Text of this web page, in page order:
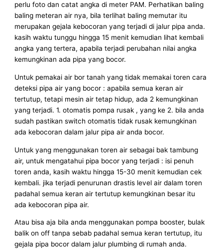
perlu foto dan catat angka di meter PAM. Perhatikan baling
baling meteran air nya, bila terlihat baling memutar itu
merupakan gejala kebocoran yang terjadi di jalur pipa anda.
kasih waktu tunggu hingga 15 menit kemudian lihat kembali
angka yang tertera, apabila terjadi perubahan nilai angka
kemungkinan ada pipa yang bocor.
Untuk pemakai air bor tanah yang tidak memakai toren cara
deteksi pipa air yang bocor : apabila semua keran air
tertutup, tetapi mesin air tetap hidup, ada 2 kemungkinan
yang terjadi. 1. otomatis pompa rusak , yang ke 2. bila anda
sudah pastikan switch otomatis tidak rusak kemungkinan
ada kebocoran dalam jalur pipa air anda bocor.
Untuk yang menggunakan toren air sebagai bak tambung
air, untuk mengatahui pipa bocor yang terjadi : isi penuh
toren anda, kasih waktu hingga 15-30 menit kemudian cek
kembali. jika terjadi penurunan drastis level air dalam toren
padahal semua keran air tertutup kemungkinan besar itu
ada kebocoran pipa air.
Atau bisa aja bila anda menggunakan pompa booster, bulak
balik on off tanpa sebab padahal semua keran tertutup, itu
gejala pipa bocor dalam jalur plumbing di rumah anda.